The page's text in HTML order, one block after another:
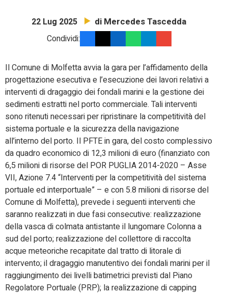
22 Lug 2025 di Mercedes Tascedda
Condividi:
Il Comune di Molfetta avvia la gara per l’affidamento della
progettazione esecutiva e l’esecuzione dei lavori relativi a
interventi di dragaggio dei fondali marini e la gestione dei
sedimenti estratti nel porto commerciale. Tali interventi
sono ritenuti necessari per ripristinare la competitività del
sistema portuale e la sicurezza della navigazione
all’interno del porto. Il PFTE in gara, del costo complessivo
da quadro economico di 12,3 milioni di euro (finanziato con
6,5 milioni di risorse del POR PUGLIA 2014-2020 – Asse
VII, Azione 7.4 “Interventi per la competitività del sistema
portuale ed interportuale” – e con 5.8 milioni di risorse del
Comune di Molfetta), prevede i seguenti interventi che
saranno realizzati in due fasi consecutive: realizzazione
della vasca di colmata antistante il lungomare Colonna a
sud del porto; realizzazione del collettore di raccolta
acque meteoriche recapitate dal tratto di litorale di
intervento; il dragaggio manutentivo dei fondali marini per il
raggiungimento dei livelli batimetrici previsti dal Piano
Regolatore Portuale (PRP); la realizzazione di capping